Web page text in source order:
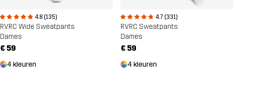
4.8 (135)
RVRC Wide Sweatpants
Dames
€ 59
4 kleuren
4.7 (331)
RVRC Sweatpants
Dames
€ 59
4 kleuren